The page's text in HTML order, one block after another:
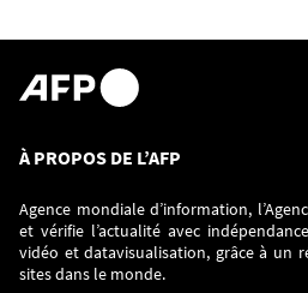
À PROPOS DE L’AFP
Agence mondiale d’information,
et vérifie l’actualité avec
vidéo et datavisualisation, grâce à un
sites dans le monde.